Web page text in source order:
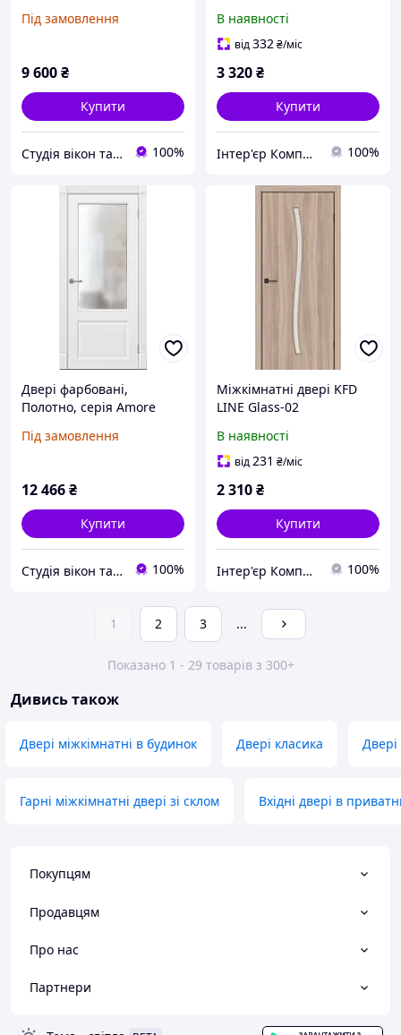
Під замовлення
9 600₴
Купити
Студія вікон та дверей "Ropavka" 100%
В наявності
від332₴/міс
3 320₴
Купити
Інтер'єр Комплекс 100%
Двері фарбовані,
Полотно, серія Amore
Під замовлення
12 466₴
Купити
Студія вікон та дверей "Ropavka" 100%
Міжкімнатні двері KFD
LINE Glass-02
В наявності
від231 ₴/міс
2 310₴
Купити
Інтер'єр Комплекс 100%
1 2 3 ...
Показано 1 - 29 товарів з 300+
Дивись також
Двері міжкімнатні в будинок Двері класика
Гарні міжкімнатні двері зі склом Вхідні двері в
Покупцям
Продавцям
Про нас
Партнери